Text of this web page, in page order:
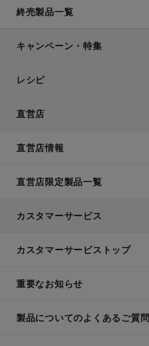
終売製品一覧
キャンペーン・特集
レシピ
直営店
直営店情報
直営店限定製品一覧
カスタマーサービス
カスタマーサービストップ
重要なお知らせ
製品についてのよくあるご質問